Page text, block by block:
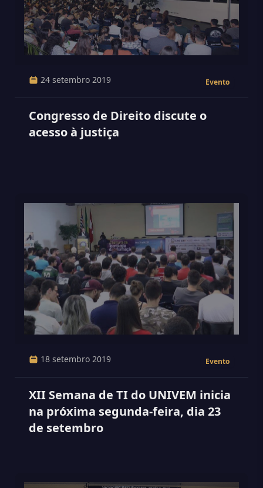
24 setembro 2019 Evento
Congresso de Direito discute o
acesso à justiça
18 setembro 2019 Evento
XII Semana de TI do UNIVEM inicia
na próxima segunda-feira, dia 23
de setembro